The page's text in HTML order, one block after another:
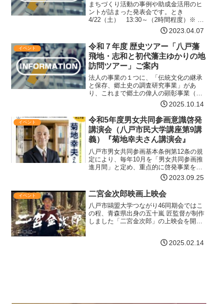
まちづくり活動の事例や助成金活用のヒ
ントが詰まった発表会です。とき
4/22（土） 13:30～（2時間程度）※ 申
込不要ところ八戸ポータブルミュージア
ムはっち 1F はっちひろば※ 開場の
「はっち」には駐車場がございませんの
で、近くの駐車場…【詳細はコチラ】
2023.04.07
イベント
令和７年度 歴史ツアー「八戸藩
飛地・志和と初代藩主ゆかりの地
訪問ツアー」ご案内
法人の事業の１つに、「伝統文化の継承
と保存、郷土史の調査研究事業」があ
り、これまで郷土の偉人の顕彰事業（共
催）や八戸藩南部家に伝わる「参勤交代
道中双六」の体験会、「歴史講座」を実
施して参りました。今年度は過去２回の
講演会を踏まえ、実際に現地…【詳細は
コチラ】
2025.10.14
イベント
令和5年度男女共同参画意識啓発
講演会（八戸市民大学講座第9講
義）『菊地幸夫さん講演会』
八戸市男女共同参画基本条例第12条の規
定により、毎年10月を「男女共同参画推
進月間」と定め、重点的に啓発事業を実
施しています。講師菊地 幸夫さん（弁護
士）◆プロフィール番町法律事務所。中
央大学法学部卒業。元司法研修所刑事弁
護教官。現在、社会…【詳細はコチラ】
2023.09.25
イベント 二宮金次郎映画上映会
八戸市鷗盟大学つながり46同期会ではこ
の程、青森県出身の五十嵐 匠監督が制作
しました「二宮金次郎」の上映会を開催
之助氏、土光 敏夫氏、ピーター・F・ド
2025.02.14